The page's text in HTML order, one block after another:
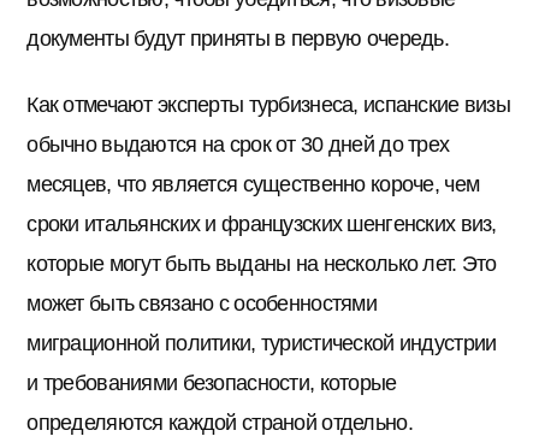
документы будут приняты в первую очередь.
Как отмечают эксперты турбизнеса, испанские визы
обычно выдаются на срок от 30 дней до трех
месяцев, что является существенно короче, чем
сроки итальянских и французских шенгенских виз,
которые могут быть выданы на несколько лет. Это
может быть связано с особенностями
миграционной политики, туристической индустрии
и требованиями безопасности, которые
определяются каждой страной отдельно.